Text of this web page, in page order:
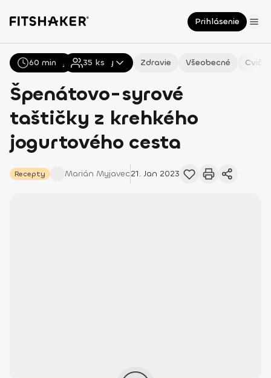
Prihlásenie
Všetky Recepty Zdravie Všeobecné
Špenátovo-syrové
taštičky z krehkého
jogurtového cesta
Recepty Marián Myjavec21. Jan 2023
60 min 35 ks